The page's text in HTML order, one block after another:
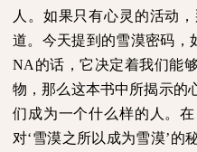
人。如果只有心灵的活动
道。今天提到的雪漠密码，
NA 的话，它决定着我们能
物，那么这本书中所揭示的
们成为一个什么样的人。
对‘雪漠之所以成为雪漠’的